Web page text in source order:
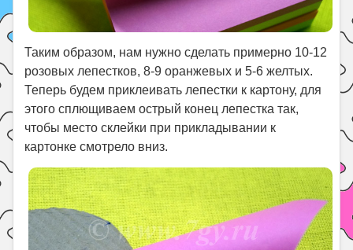
Таким образом, нам нужно сделать примерно 10-12
розовых лепестков, 8-9 оранжевых и 5-6 желтых.
Теперь будем приклеивать лепестки к картону, для
этого сплющиваем острый конец лепестка так,
чтобы место склейки при прикладывании к
картонке смотрело вниз.